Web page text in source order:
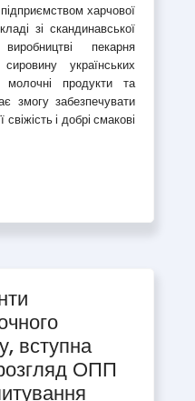
харчової
зі скандинавської
пекарня
українських
молочні продукти та
змогу забезпечувати
свіжість і добрі смакові
вступна
ОПП